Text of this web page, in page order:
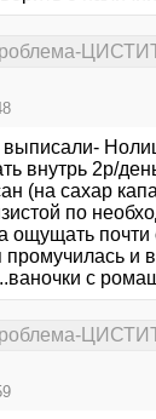
внутрь 2р/
(на сахар
по
ощущать почти
промучилась и
с